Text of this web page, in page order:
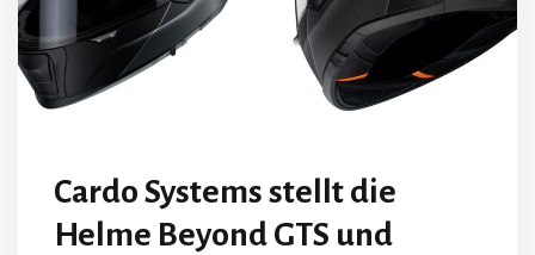
Cardo Systems stellt die
Helme Beyond GTS und